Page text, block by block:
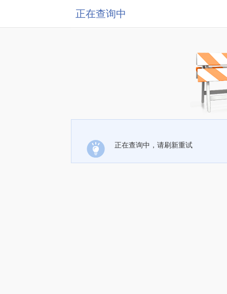
正在查询中
正在查询中，请刷新重试